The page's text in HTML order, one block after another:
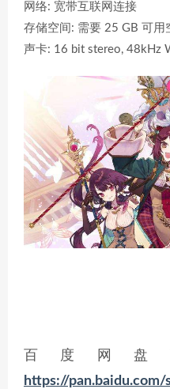
网络: 宽带互联网连接
存储空间: 需要 25 GB 可用
声卡: 16 bit stereo, 48kHz
百度网盘
https://pan.baidu.com/